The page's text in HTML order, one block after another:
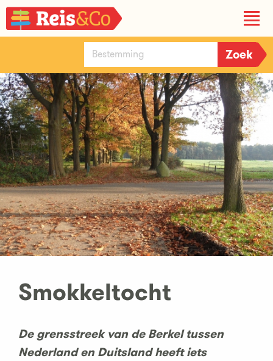
Smokkeltocht
De grensstreek van de Berkel tussen
Nederland en Duitsland heeft iets